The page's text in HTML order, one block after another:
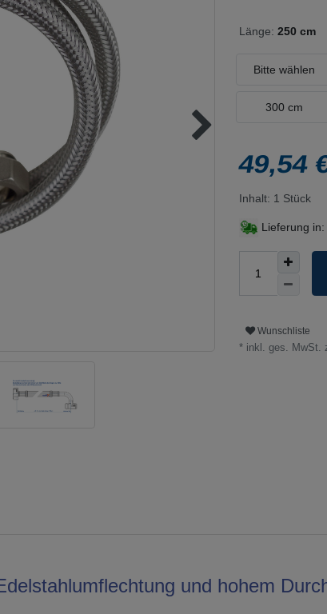
Länge: 250 cm
Bitte wählen
300 cm
49,54
Inhalt: 1 Stück
Lieferung in:
Wunschliste
* inkl. ges. MwSt.
und hohem